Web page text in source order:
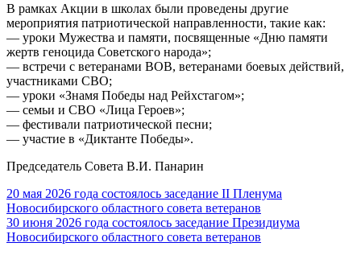
В рамках Акции в школах были проведены другие
мероприятия патриотической направленности, такие как:
— уроки Мужества и памяти, посвященные «Дню памяти
жертв геноцида Советского народа»;
— встречи с ветеранами ВОВ, ветеранами боевых действий,
участниками СВО;
— уроки «Знамя Победы над Рейхстагом»;
— семьи и СВО «Лица Героев»;
— фестивали патриотической песни;
— участие в «Диктанте Победы».
Председатель Совета В.И. Панарин
20 мая 2026 года состоялось заседание II Пленума
Новосибирского областного совета ветеранов
30 июня 2026 года состоялось заседание Президиума
Новосибирского областного совета ветеранов